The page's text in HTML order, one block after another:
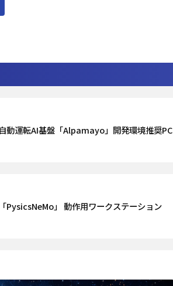
動運転AI基盤「Alpamayo」開発環境推奨PC
PysicsNeMo」 動作用ワークステーション